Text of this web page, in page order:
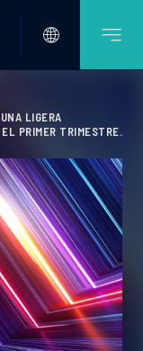
LIGERA
PRIMER TRIMESTRE.